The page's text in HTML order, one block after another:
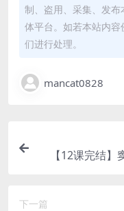
制、盗用、采集、发
体平台。如若本站内
们进行处理。
mancat0828
【12课完结
下一篇